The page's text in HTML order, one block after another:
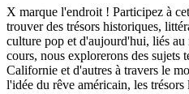
X marque l'endroit ! Participez à
trouver des trésors historiques,
culture pop et d'aujourd'hui, liés
cours, nous explorerons des sujets
Californie et d'autres à travers le
l'idée du rêve américain, les